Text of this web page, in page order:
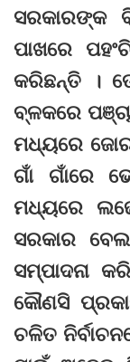
ସରକାରଙ୍କ
ପାଖରେ
କରିଛନ୍ତି ।
ବ୍ଳକରେ
ମଧ୍ୟରେ
ଗାଁ ଗାଁରେ
ମଧ୍ୟରେ
ସରକାର
ସମ୍ପାଦନା
କୌଣସି
ଚଳିତ